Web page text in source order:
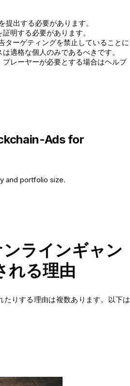
出する必要があります。
明する必要があります。
ターゲティングを禁止していることに
適格な個人のみであるべきです。
レーヤーが必要とする場合はヘルプ
Ads for
and portfolio size.
ラインギャン
れる理由
りする理由は複数あります。以下は